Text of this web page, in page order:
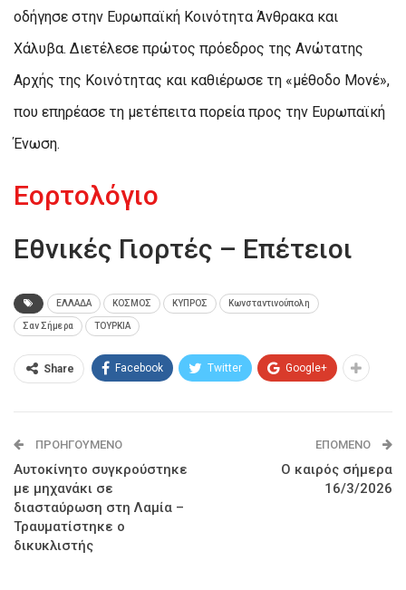
οδήγησε στην Ευρωπαϊκή Κοινότητα Άνθρακα και
Χάλυβα. Διετέλεσε πρώτος πρόεδρος της Ανώτατης
Αρχής της Κοινότητας και καθιέρωσε τη «μέθοδο Μονέ»,
που επηρέασε τη μετέπειτα πορεία προς την Ευρωπαϊκή
Ένωση.
Εορτολόγιο
Εθνικές Γιορτές – Επέτειοι
ΕΛΛΑΔΑ ΚΟΣΜΟΣ ΚΥΠΡΟΣ Κωνσταντινούπολη
Σαν Σήμερα ΤΟΥΡΚΙΑ
Share Facebook Twitter Google+
ΠΡΟΗΓΟΎΜΕΝΟ
Αυτοκίνητο συγκρούστηκε
με μηχανάκι σε
διασταύρωση στη Λαμία –
Τραυματίστηκε ο
δικυκλιστής
ΕΠΌΜΕΝΟ
Ο καιρός σήμερα
16/3/2026